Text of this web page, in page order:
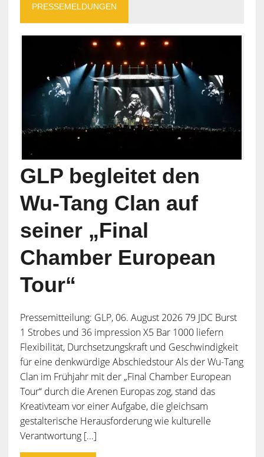
PRESSEMELDUNGEN
GLP begleitet den
Wu-Tang Clan auf
seiner „Final
Chamber European
Tour“
Pressemitteilung: GLP, 06. August 2026 79 JDC Burst
1 Strobes und 36 impression X5 Bar 1000 liefern
Flexibilität, Durchsetzungskraft und Geschwindigkeit
für eine denkwürdige Abschiedstour Als der Wu-Tang
Clan im Frühjahr mit der „Final Chamber European
Tour“ durch die Arenen Europas zog, stand das
Kreativteam vor einer Aufgabe, die gleichsam
gestalterische Herausforderung wie kulturelle
Verantwortung [...]